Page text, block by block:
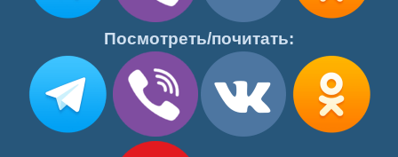
Посмотреть/почитать: